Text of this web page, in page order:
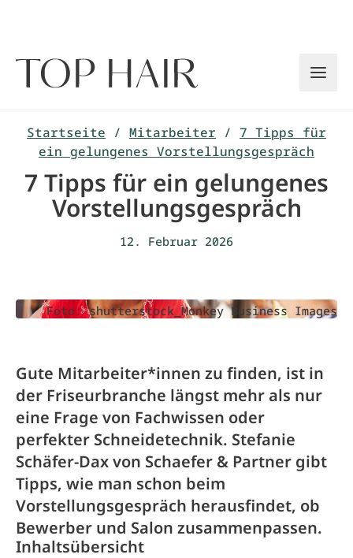
Startseite / Mitarbeiter / 7 Tipps für
ein gelungenes Vorstellungsgespräch
7 Tipps für ein gelungenes
Vorstellungsgespräch
12. Februar 2026
Foto: shutterstock_Monkey Business Images
Gute Mitarbeiter*innen zu finden, ist in
der Friseurbranche längst mehr als nur
eine Frage von Fachwissen oder
perfekter Schneidetechnik. Stefanie
Schäfer-Dax von Schaefer & Partner gibt
Tipps, wie man schon beim
Vorstellungsgespräch herausfindet, ob
Bewerber und Salon zusammenpassen.
Inhaltsübersicht